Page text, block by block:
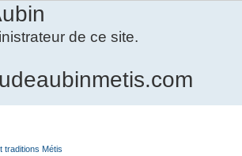
de ce site.
traditions Métis